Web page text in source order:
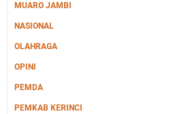
MUARO JAMBI
NASIONAL
OLAHRAGA
OPINI
PEMDA
PEMKAB KERINCI